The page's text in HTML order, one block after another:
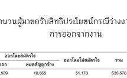
นวนผู้มาขอรับสิทธิประโยชน์กรณีว่าง
การออกจากงาน